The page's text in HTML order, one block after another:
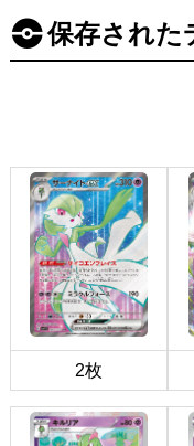
保存された
2枚